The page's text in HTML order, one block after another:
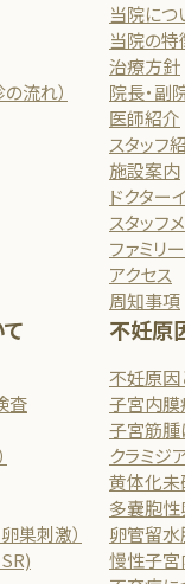
流れ）
当院につ
当院の特
治療方針
院長・副
医師紹介
スタッフ
施設案内
ドクター
スタッフ
ファミリ
アクセス
周知事項
査
巣刺激）
不妊原
不妊原因
子宮内膜
子宮筋腫
クラミジ
黄体化未
多嚢胞性
卵管留水
慢性子宮